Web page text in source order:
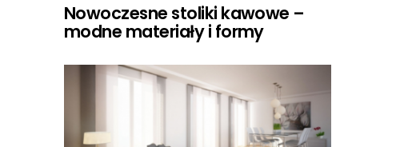
Nowoczesne stoliki kawowe –
modne materiały i formy